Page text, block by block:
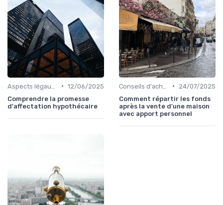
• 12/06/2025
Comprendre la promesse
d'affectation hypothécaire
•
24/07/2025
Comment répartir les fonds
après la vente d'une maison
avec apport personnel